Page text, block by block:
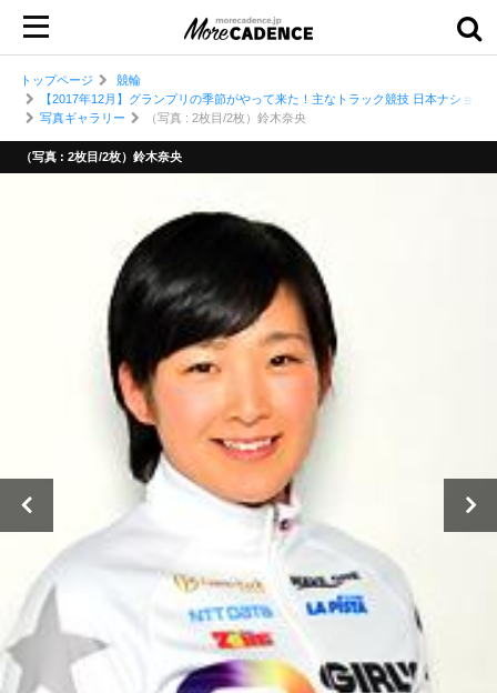
トップページ
競輪
【2017年12月】グランプリの季節がやって来た！主なトラック競技 日本ナショナ
写真ギャラリー
（写真 : 2枚目/2枚）鈴木奈央
（写真 : 2枚目/2枚）鈴木奈央